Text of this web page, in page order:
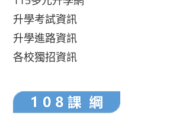
升學考試資訊
升學進路資訊
各校獨招資訊